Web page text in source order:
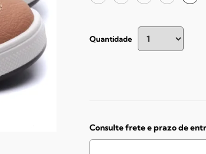
Quantidade
Consulte frete e prazo de